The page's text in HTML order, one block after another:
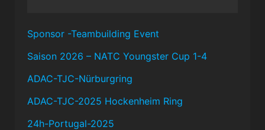
Sponsor -Teambuilding Event
Saison 2026 – NATC Youngster Cup 1-4
ADAC-TJC-Nürburgring
ADAC-TJC-2025 Hockenheim Ring
24h-Portugal-2025